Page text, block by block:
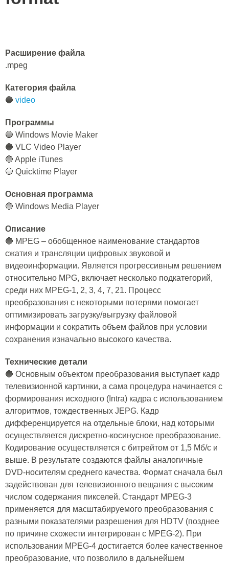
Расширение файла
.mpeg
Категория файла
🔵 video
Программы
🔵 Windows Movie Maker
🔵 VLC Video Player
🔵 Apple iTunes
🔵 Quicktime Player
Основная программа
🔵 Windows Media Player
Описание
🔵 MPEG – обобщенное наименование стандартов
сжатия и трансляции цифровых звуковой и
видеоинформации. Является прогрессивным решением
относительно MPG, включает несколько подкатегорий,
среди них MPEG-1, 2, 3, 4, 7, 21. Процесс
преобразования с некоторыми потерями помогает
оптимизировать загрузку/выгрузку файловой
информации и сократить объем файлов при условии
сохранения изначально высокого качества.
Технические детали
🔵 Основным объектом преобразования выступает кадр
телевизионной картинки, а сама процедура начинается с
формирования исходного (Intra) кадра с использованием
алгоритмов, тождественных JEPG. Кадр
дифференцируется на отдельные блоки, над которыми
осуществляется дискретно-косинусное преобразование.
Кодирование осуществляется с битрейтом от 1,5 Мб/с и
выше. В результате создаются файлы аналогичные
DVD-носителям среднего качества. Формат сначала был
задействован для телевизионного вещания с высоким
числом содержания пикселей. Стандарт MPEG-3
применяется для масштабируемого преобразования с
разными показателями разрешения для HDTV (позднее
по причине схожести интегрирован с MPEG-2). При
использовании MPEG-4 достигается более качественное
преобразование, что позволило в дальнейшем